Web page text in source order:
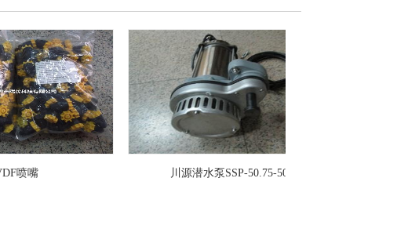
川源潜水泵SSP-50.75-50